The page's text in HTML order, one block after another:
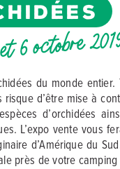
6 octobre
du monde
d’être mise à
d’orchidées
L’expo vente vous
d’Amérique du
près de votre camping